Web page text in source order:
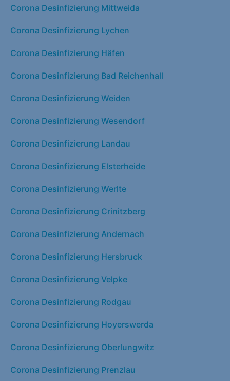
Corona Desinfizierung Mittweida
Corona Desinfizierung Lychen
Corona Desinfizierung Häfen
Corona Desinfizierung Bad Reichenhall
Corona Desinfizierung Weiden
Corona Desinfizierung Wesendorf
Corona Desinfizierung Landau
Corona Desinfizierung Elsterheide
Corona Desinfizierung Werlte
Corona Desinfizierung Crinitzberg
Corona Desinfizierung Andernach
Corona Desinfizierung Hersbruck
Corona Desinfizierung Velpke
Corona Desinfizierung Rodgau
Corona Desinfizierung Hoyerswerda
Corona Desinfizierung Oberlungwitz
Corona Desinfizierung Prenzlau